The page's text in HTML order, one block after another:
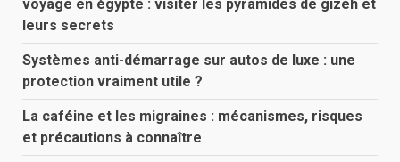
voyage en égypte : visiter les pyramides de gizeh et
leurs secrets
Systèmes anti-démarrage sur autos de luxe : une
protection vraiment utile ?
La caféine et les migraines : mécanismes, risques
et précautions à connaître